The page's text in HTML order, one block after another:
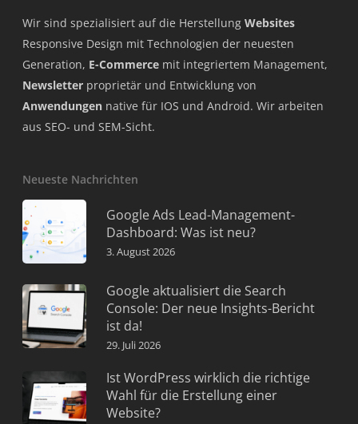
Wir sind spezialisiert auf die Herstellung Websites
Responsive Design mit Technologien der neuesten
Generation, E-Commerce mit integriertem Management,
Newsletter proprietär und Entwicklung von
Anwendungen native für IOS und Android. Wir arbeiten
aus SEO- und SEM-Sicht.
Neueste Nachrichten
Google Ads Lead-Management-
Dashboard: Was ist neu?
3. August 2026
Google aktualisiert die Search
Console: Der neue Insights-Bericht
ist da!
29. Juli 2026
Ist WordPress wirklich die richtige
Wahl für die Erstellung einer
Website?